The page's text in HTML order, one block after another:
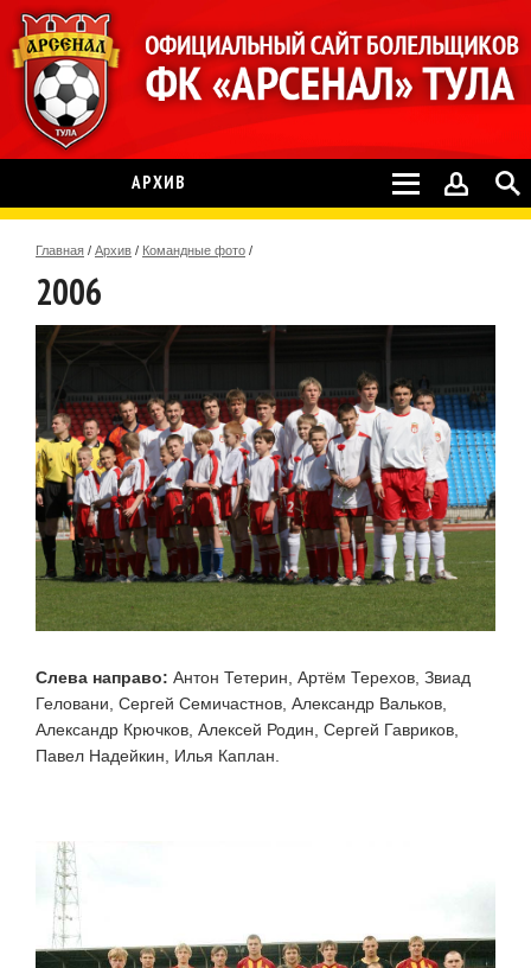
АРХИВ
Главная / Архив / Командные фото /
2006
Слева направо: Антон Тетерин, Артём Терехов, Звиад
Геловани, Сергей Семичастнов, Александр Вальков,
Александр Крючков, Алексей Родин, Сергей Гавриков,
Павел Надейкин, Илья Каплан.